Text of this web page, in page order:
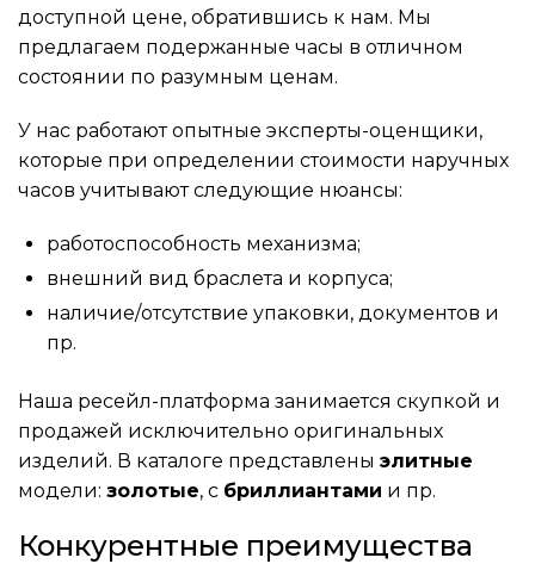
доступной цене, обратившись к нам. Мы
предлагаем подержанные часы в отличном
состоянии по разумным ценам.
У нас работают опытные эксперты-оценщики,
которые при определении стоимости наручных
часов учитывают следующие нюансы:
работоспособность механизма;
внешний вид браслета и корпуса;
наличие/отсутствие упаковки, документов и
пр.
Наша ресейл-платформа занимается скупкой и
продажей исключительно оригинальных
изделий. В каталоге представлены элитные
модели: золотые, с бриллиантами и пр.
Конкурентные преимущества